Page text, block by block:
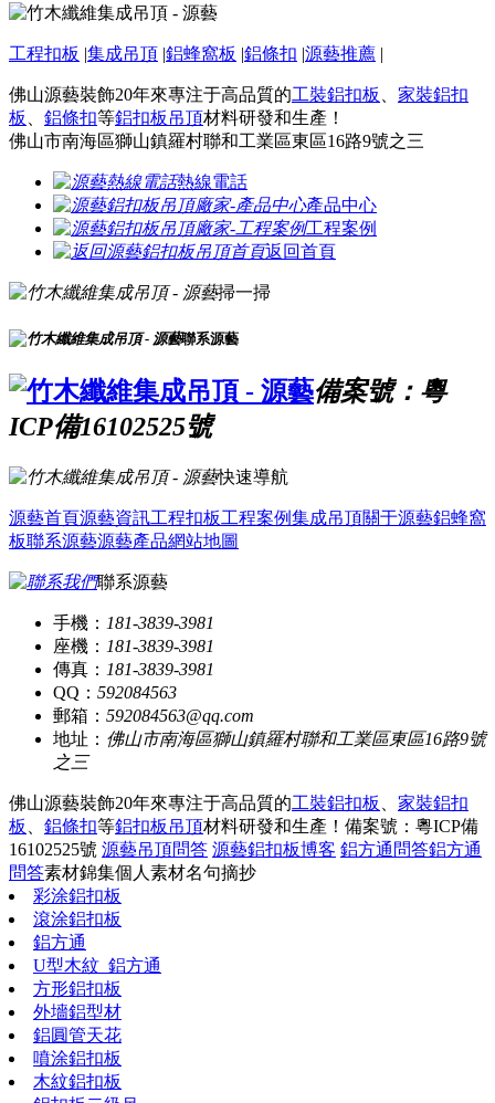
工程扣板 |集成吊頂 |鋁蜂窩板 |鋁條扣 |源藝推薦 |
佛山源藝裝飾20年來專注于高品質的工裝鋁扣板
家裝鋁扣
板
鋁條扣等鋁扣板吊頂材料研發和生產！
佛山市南海區獅山鎮羅村聯和工業區東區16路9號之三
熱線電話
產品中心
工程案例
返回首頁
掃一掃
聯系源藝
備案號：粵
ICP備16102525號
快速導航
源藝首頁源藝資訊工程扣板工程案例集成吊頂關于源藝鋁蜂窩
板聯系源藝源藝產品網站地圖
聯系源藝
手機： 181-3839-3981
座機： 181-3839-3981
傳真： 181-3839-3981
QQ： 592084563
郵箱： 592084563@qq.com
地址： 佛山市南海區獅山鎮羅村聯和工業區東區16路9號
之三
佛山源藝裝飾20年來專注于高品質的工裝鋁扣板
家裝鋁扣
板
鋁條扣等鋁扣板吊頂材料研發和生產！ 備案號：粵ICP備
16102525號 源藝吊頂問答 源藝鋁扣板博客 鋁方通問答鋁方通
問答素材錦集個人素材名句摘抄
彩涂鋁扣板
滾涂鋁扣板
鋁方通
U型木紋_鋁方通
方形鋁扣板
外墻鋁型材
鋁圓管天花
噴涂鋁扣板
木紋鋁扣板